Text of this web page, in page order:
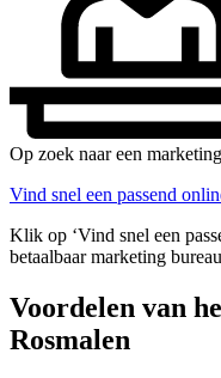
Op zoek naar een
Vind snel een passend
Klik op ‘Vind snel een
betaalbaar marketing
Voordelen van
Rosmalen